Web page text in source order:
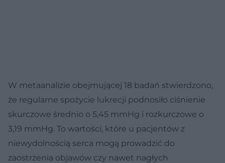
W metaanalizie obejmującej 18 badań stwierdzono,
że regularne spożycie lukrecji podnosiło ciśnienie
skurczowe średnio o 5,45 mmHg i rozkurczowe o
3,19 mmHg. To wartości, które u pacjentów z
niewydolnością serca mogą prowadzić do
zaostrzenia objawów czy nawet nagłych